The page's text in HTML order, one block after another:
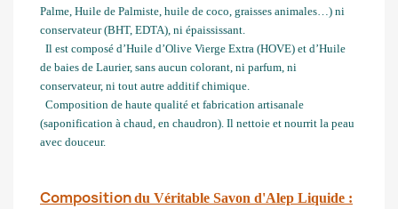
Palme, Huile de Palmiste, huile de coco, graisses animales…) ni
conservateur (BHT, EDTA), ni épaississant.
Il est composé d’Huile d’Olive Vierge Extra (HOVE) et d’Huile
de baies de Laurier, sans aucun colorant, ni parfum, ni
conservateur, ni tout autre additif chimique.
Composition de haute qualité et fabrication artisanale
(saponification à chaud, en chaudron). Il nettoie et nourrit la peau
avec douceur.
Compositiondu Véritable Savon d'Alep Liquide :